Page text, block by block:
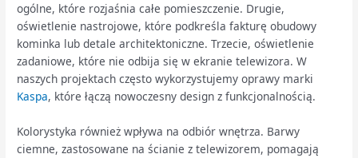
ogólne, które rozjaśnia całe pomieszczenie. Drugie,
oświetlenie nastrojowe, które podkreśla fakturę obudowy
kominka lub detale architektoniczne. Trzecie, oświetlenie
zadaniowe, które nie odbija się w ekranie telewizora. W
naszych projektach często wykorzystujemy oprawy marki
Kaspa, które łączą nowoczesny design z funkcjonalnością.
Kolorystyka również wpływa na odbiór wnętrza. Barwy
ciemne, zastosowane na ścianie z telewizorem, pomagają